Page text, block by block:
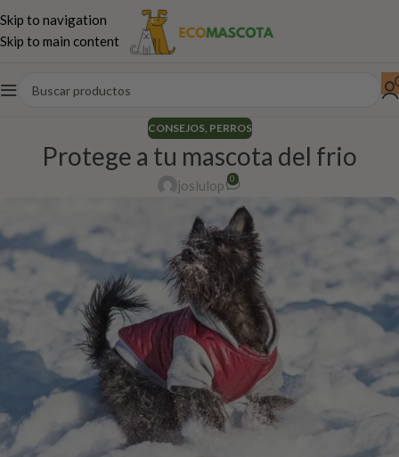
Skip to navigation
Skip to main content
CONSEJOS, PERROS
Protege a tu mascota del frio
joslulop 0